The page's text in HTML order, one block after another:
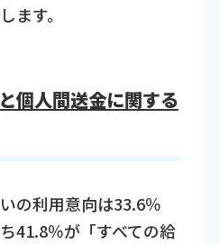
ます。
個人間送金に関する
利用意向は33.6％
％が「すべての給